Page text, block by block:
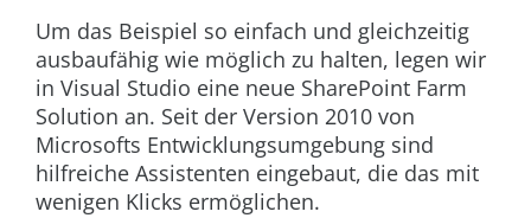
Um das Beispiel so einfach und gleichzeitig
ausbaufähig wie möglich zu halten, legen wir
in Visual Studio eine neue SharePoint Farm
Solution an. Seit der Version 2010 von
Microsofts Entwicklungsumgebung sind
hilfreiche Assistenten eingebaut, die das mit
wenigen Klicks ermöglichen.